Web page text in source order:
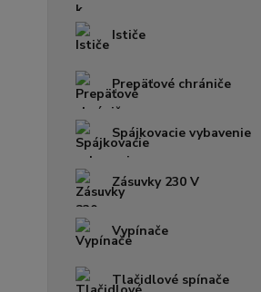
Ističe
Prepäťové chrániče
Spájkovacie vybavenie
Zásuvky 230 V
Vypínače
Tlačidlové spínače